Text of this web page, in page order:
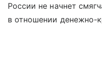
России не начнет
в отношении денежно-